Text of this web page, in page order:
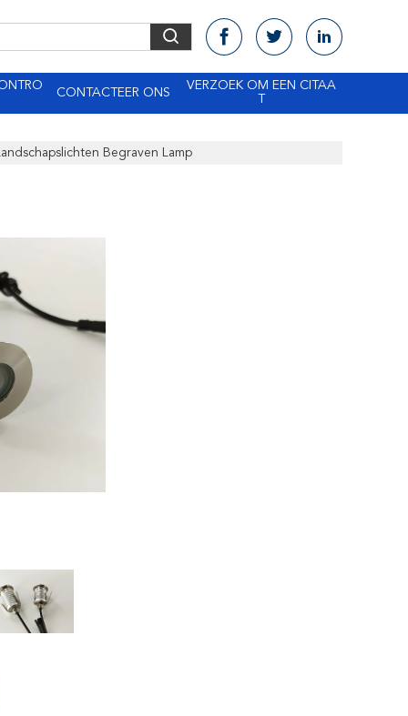
CONTACTEER ONS
VERZOEK OM EEN CITAA
Begraven Lamp